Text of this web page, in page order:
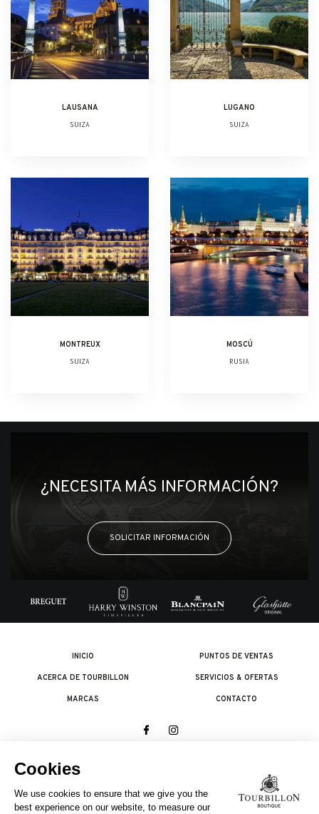
LAUSANA
SUIZA
LUGANO
SUIZA
MONTREUX
SUIZA
MOSCÚ
RUSIA
¿NECESITA MÁS INFORMACIÓN?
SOLICITAR INFORMACIÓN
INICIO
ACERCA DE TOURBILLON
MARCAS
PUNTOS DE VENTAS
SERVICIOS & OFERTAS
CONTACTO